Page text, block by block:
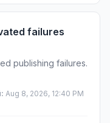
failures
publishing failures.
: Aug 8, 2026, 12:40 PM